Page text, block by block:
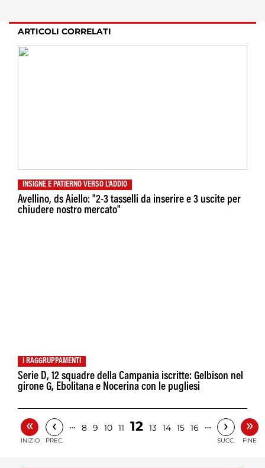
ARTICOLI CORRELATI
INSIGNE E PATIERNO VERSO L'ADDIO
Avellino, ds Aiello: "2-3 tasselli da inserire e 3 uscite per
chiudere nostro mercato"
I RAGGRUPPAMENTI
Serie D, 12 squadre della Campania iscritte: Gelbison nel
girone G, Ebolitana e Nocerina con le pugliesi
«
INIZIO
‹
PREC.
… 8 9 10 11 12 13 14 15 16 … ›
SUCC.
»
FINE